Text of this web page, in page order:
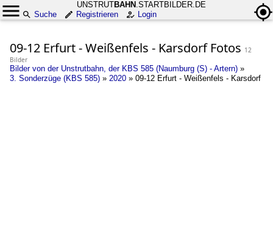
UNSTRUTBAHN .STARTBILDER.DE
Suche
Registrieren Login
09-12 Erfurt - Weißenfels - Karsdorf Fotos 12
Bilder
Bilder von der Unstrutbahn, der KBS 585 (Naumburg (S) - Artern) »
3. Sonderzüge (KBS 585) » 2020 » 09-12 Erfurt - Weißenfels - Karsdorf